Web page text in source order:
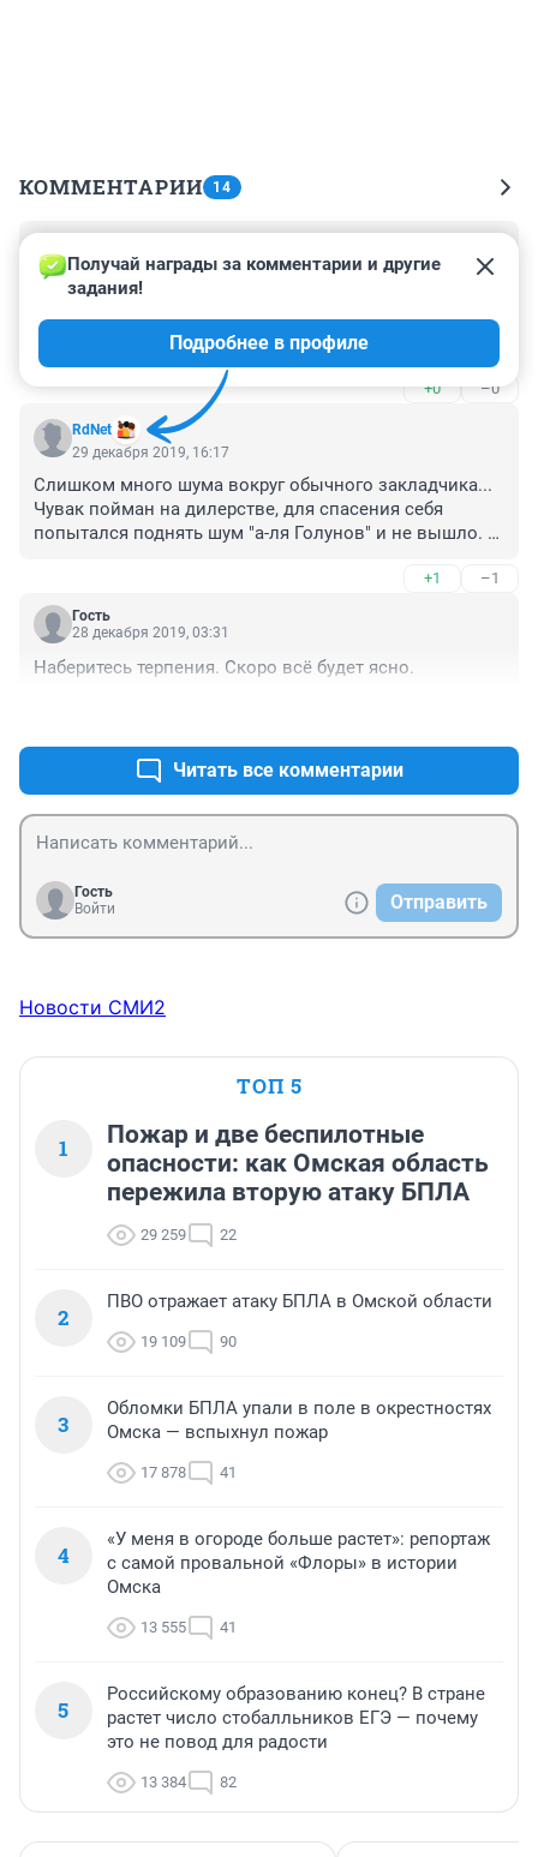
КОММЕНТАРИИ 14
30 декабря 2019, 01:35
Врут на счет обыска! Ничего не нашли. Посмотрите в
ютубе интервью с адвокатом Игорем Суслимом. Да и
в обращении Дмитрия видно что это за парень,
икакой стресс испытывает. Он прав, что завтра в
такой ситуации может оказаться каждый из нас.
Беспредел!
+0 –0
RdNet
Получай награды за комментарии и другие
задания!
Подробнее в профиле
29 декабря 2019, 16:17
Слишком много шума вокруг обычного закладчика...
Чувак пойман на дилерстве, для спасения себя
попытался поднять шум "а-ля Голунов" и не вышло.
+1 –1
Гость
28 декабря 2019, 03:31
Наберитесь терпения. Скоро всё будет ясно.
Читать все комментарии
Гость
Войти
Отправить
Новости СМИ2
ТОП 5
1
Пожар и две беспилотные
опасности: как Омская область
пережила вторую атаку БПЛА
29 259 22
2
ПВО отражает атаку БПЛА в Омской области
19 109 90
3
Обломки БПЛА упали в поле в окрестностях
Омска — вспыхнул пожар
17 878 41
4
«У меня в огороде больше растет»: репортаж
с самой провальной «Флоры» в истории
Омска
13 555 41
5
Российскому образованию конец? В стране
растет число стобалльников ЕГЭ — почему
это не повод для радости
13 384 82